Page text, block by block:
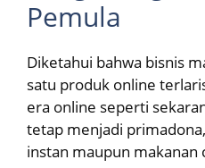
Pemula
Diketahui bahwa bisnis
satu produk online
era online seperti
tetap menjadi
instan maupun makanan